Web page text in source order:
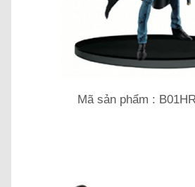
Mã sản phẩm :